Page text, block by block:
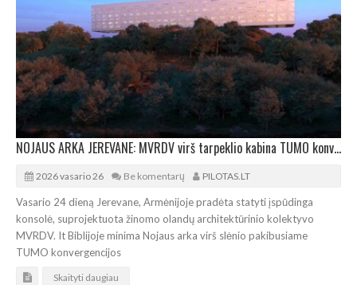
NOJAUS ARKA JEREVANE: MVRDV virš tarpeklio kabina TUMO konvergencijos centrą
2026 vasario 26 Be komentarų PILOTAS.LT
Vasario 24 dieną Jerevane, Armėnijoje pradėta statyti įspūdinga
konsolė, suprojektuota žinomo olandų architektūrinio kolektyvo
MVRDV. It Biblijoje minima Nojaus arka virš slėnio pakibusiame
TUMO konvergencijos
Skaityti daugiau